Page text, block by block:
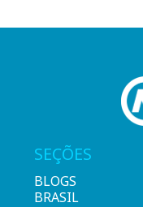
SEÇÕES
BLOGS
BRASIL